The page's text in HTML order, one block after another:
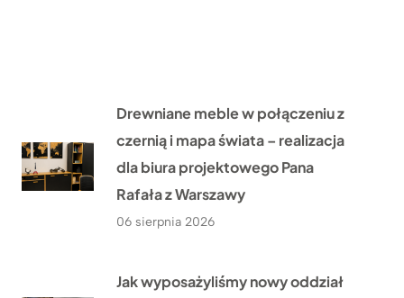
Drewniane meble w połączeniu z
czernią i mapa świata – realizacja
dla biura projektowego Pana
Rafała z Warszawy
06 sierpnia 2026
Jak wyposażyliśmy nowy oddział